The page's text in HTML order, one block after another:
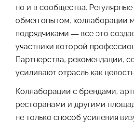
но и в сообщества.
обмен опытом, коллаборации
подрядчиками — все это
участники которой
Партнерства, рекомендации,
усиливают отрасль как
Коллаборации с брендами,
ресторанами и другими
не только способ усиления